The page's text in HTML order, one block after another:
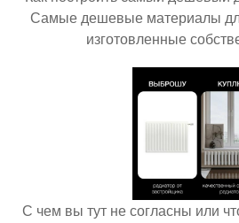
Самые дешевые материалы
изготовленные
С чем вы тут не согласны или